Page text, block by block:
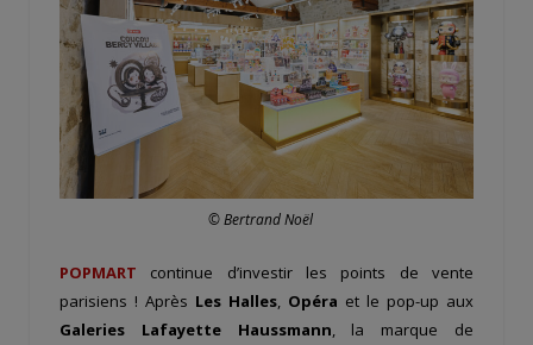
© Bertrand Noël
POPMART
continue d’investir les points de vente
parisiens ! Après Les Halles, Opéra et le pop-up aux
Galeries Lafayette Haussmann, la marque de